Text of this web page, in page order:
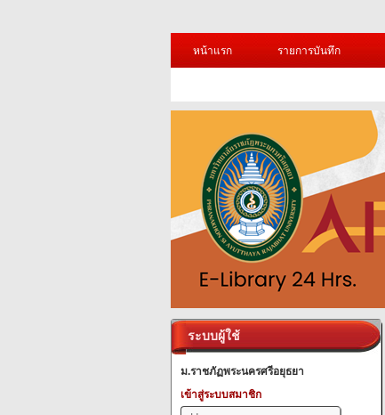
หน้าแรก
รายการบันทึก
ระบบผู้ใช้
ม.ราชภัฏพระนครศรีอยุธยา
เข้าสู่ระบบสมาชิก